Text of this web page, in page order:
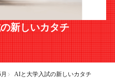
新しいカタチ
AIと大学入試の新しいカタチ